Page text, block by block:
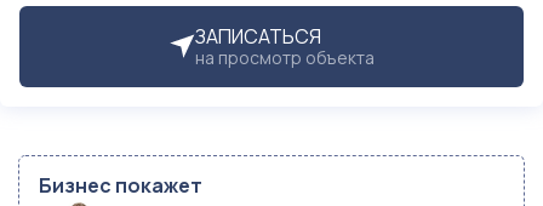
ЗАПИСАТЬСЯ
на просмотр объекта
Бизнес покажет